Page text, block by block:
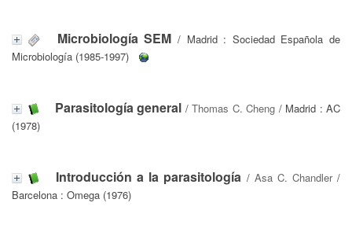
Microbiología SEM / Madrid : Sociedad Española de
Microbiología (1985-1997)
Parasitología general / Thomas C. Cheng / Madrid : AC
(1978)
Introducción a la parasitología / Asa C. Chandler/
Barcelona : Omega (1976)